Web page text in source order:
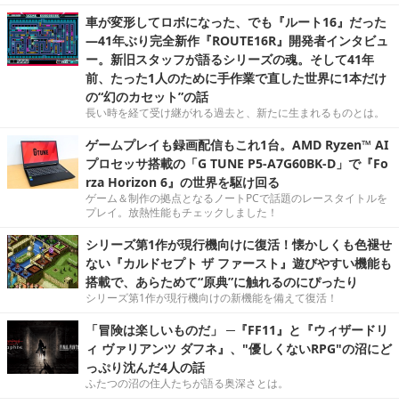
車が変形してロボになった、でも『ルート16』だった
―41年ぶり完全新作『ROUTE16R』開発者インタビュ
ー。新旧スタッフが語るシリーズの魂。そして41年
前、たった1人のために手作業で直した世界に1本だけ
の“幻のカセット”の話
長い時を経て受け継がれる過去と、新たに生まれるものとは。
ゲームプレイも録画配信もこれ1台。AMD Ryzen™ AI
プロセッサ搭載の「G TUNE P5-A7G60BK-D」で『Fo
rza Horizon 6』の世界を駆け回る
ゲーム＆制作の拠点となるノートPCで話題のレースタイトルを
プレイ。放熱性能もチェックしました！
シリーズ第1作が現行機向けに復活！懐かしくも色褪せ
ない『カルドセプト ザ ファースト』遊びやすい機能も
搭載で、あらためて“原典”に触れるのにぴったり
シリーズ第1作が現行機向けの新機能を備えて復活！
「冒険は楽しいものだ」 ─『FF11』と『ウィザードリ
ィ ヴァリアンツ ダフネ』、"優しくないRPG"の沼にど
っぷり沈んだ4人の話
ふたつの沼の住人たちが語る奥深さとは。